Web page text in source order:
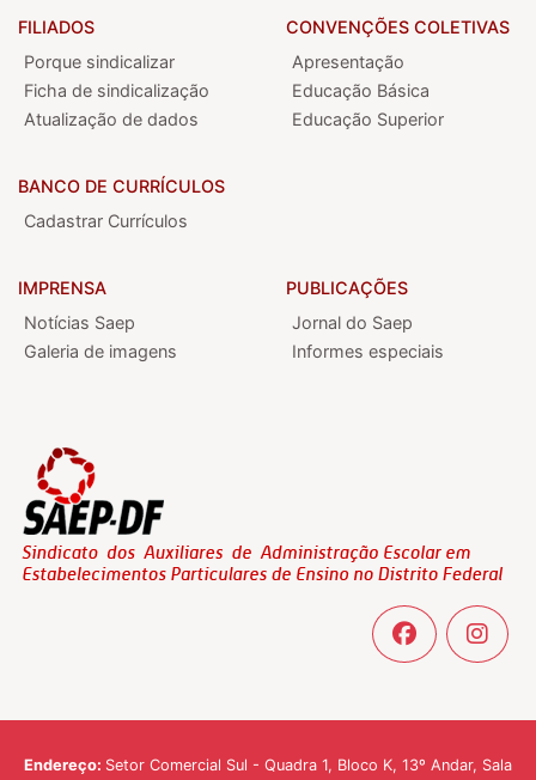
FILIADOS
Porque sindicalizar
Ficha de sindicalização
Atualização de dados
BANCO DE CURRÍCULOS
Cadastrar Currículos
CONVENÇÕES COLETIVAS
Apresentação
Educação Básica
Educação Superior
IMPRENSA
Notícias Saep
Galeria de imagens
PUBLICAÇÕES
Jornal do Saep
Informes especiais
Endereço: Setor Comercial Sul - Quadra 1, Bloco K, 13º Andar, Sala